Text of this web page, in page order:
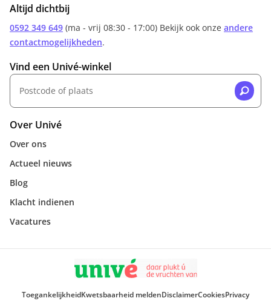
Altijd dichtbij
0592 349 649 (ma - vrij 08:30 - 17:00) Bekijk ook onze andere
contactmogelijkheden.
Vind een Univé-winkel
Over Univé
Over ons
Actueel nieuws
Blog
Klacht indienen
Vacatures
ToegankelijkheidKwetsbaarheid meldenDisclaimerCookiesPrivacy